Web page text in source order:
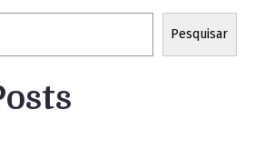
Pesquisar